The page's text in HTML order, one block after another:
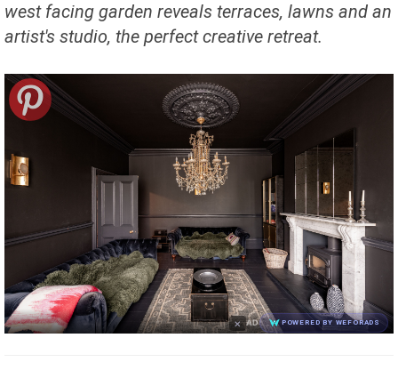
west facing garden reveals terraces, lawns and an
artist's studio, the perfect creative retreat.
× AD POWERED BY WEFORADS